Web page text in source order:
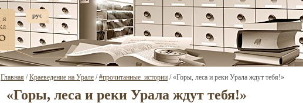
рус
Главная /Краеведение на Урале /#прочитанные_истории / «Горы, леса и реки Урала ждут тебя!»
«Горы, леса и реки Урала ждут тебя!»